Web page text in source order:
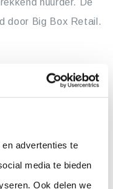
advertenties te
media te bieden
Ook delen we
huurder. De
door Big Box Retail.